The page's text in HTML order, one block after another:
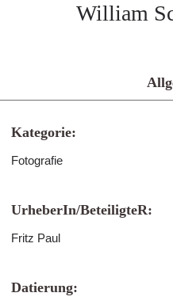
William
Kategorie:
Fotografie
UrheberIn/BeteiligteR:
Fritz Paul
Datierung: